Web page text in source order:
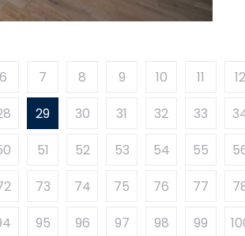
6 7 8 9 10 11 12
29 30 31 32 33
51 52 53 54 55
73 74 75 76 77
95 96 97 98 99